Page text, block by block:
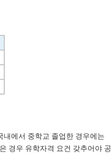
에서 중학교 졸업한 경우에는
경우 유학자격 요건 갖추어야 공